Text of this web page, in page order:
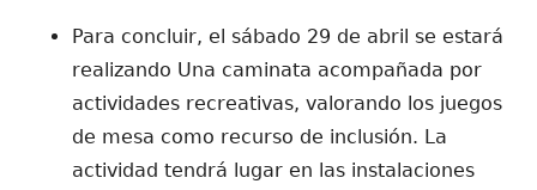
Para concluir, el sábado 29 de abril se estará
realizando Una caminata acompañada por
actividades recreativas, valorando los juegos
de mesa como recurso de inclusión. La
actividad tendrá lugar en las instalaciones